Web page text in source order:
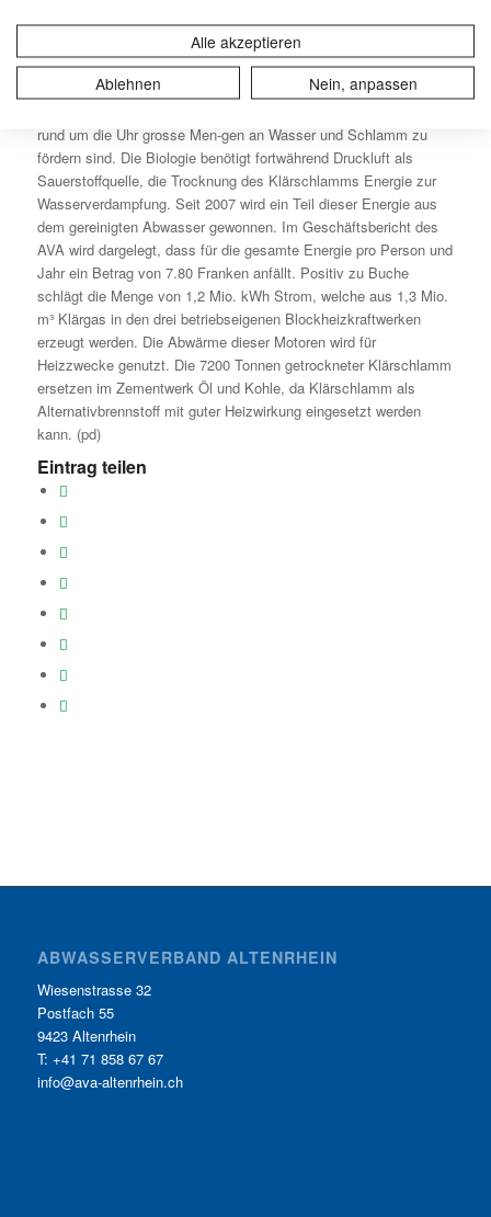
und 2008 eine Kampagne zur Überprüfung der früher erhobenen
Frachteinleitungen. (pd)
Energie aus Abwasser
rund um die Uhr grosse Men-gen an Wasser und Schlamm zu
fördern sind. Die Biologie benötigt fortwährend Druckluft als
Sauerstoffquelle, die Trocknung des Klärschlamms Energie zur
Wasserverdampfung. Seit 2007 wird ein Teil dieser Energie aus
dem gereinigten Abwasser gewonnen. Im Geschäftsbericht des
AVA wird dargelegt, dass für die gesamte Energie pro Person und
Jahr ein Betrag von 7.80 Franken anfällt. Positiv zu Buche
schlägt die Menge von 1,2 Mio. kWh Strom, welche aus 1,3 Mio.
m³ Klärgas in den drei betriebseigenen Blockheizkraftwerken
erzeugt werden. Die Abwärme dieser Motoren wird für
Heizzwecke genutzt. Die 7200 Tonnen getrockneter Klärschlamm
ersetzen im Zementwerk Öl und Kohle, da Klärschlamm als
Alternativbrennstoff mit guter Heizwirkung eingesetzt werden
kann. (pd)
Eintrag teilen
ABWASSERVERBAND ALTENRHEIN
Wiesenstrasse 32
Postfach 55
9423 Altenrhein
T: +41 71 858 67 67
info@ava-altenrhein.ch
Alle akzeptieren
Ablehnen
Nein, anpassen